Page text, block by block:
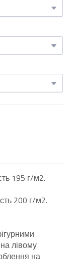
195 г/м2.
200 г/м2.
лівому
на